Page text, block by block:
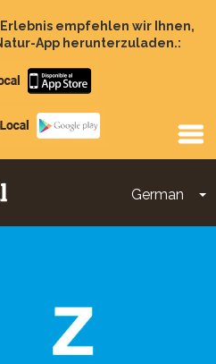
empfehlen wir Ihnen,
App herunterzuladen.:
Apple
store
Google
Play
German
Main